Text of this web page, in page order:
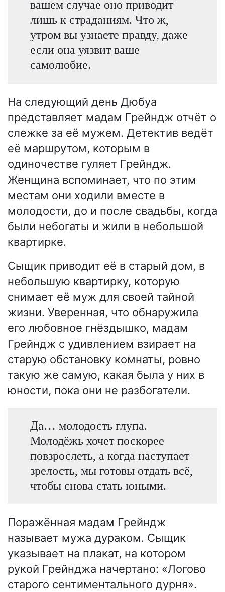
вашем случае оно приводит
лишь к страданиям. Что ж,
утром вы узнаете правду, даже
если она уязвит ваше
самолюбие.
На следующий день Дюбуа
представляет мадам Грейндж отчёт о
слежке за её мужем. Детектив ведёт
её маршрутом, которым в
одиночестве гуляет Грейндж.
Женщина вспоминает, что по этим
местам они ходили вместе в
молодости, до и после свадьбы, когда
были небогаты и жили в небольшой
квартирке.
Сыщик приводит её в старый дом, в
небольшую квартирку, которую
снимает её муж для своей тайной
жизни. Уверенная, что обнаружила
его любовное гнёздышко, мадам
Грейндж с удивлением взирает на
старую обстановку комнаты, ровно
такую же самую, какая была у них в
юности, пока они не разбогатели.
Да… молодость глупа.
Молодёжь хочет поскорее
повзрослеть, а когда наступает
зрелость, мы готовы отдать всё,
чтобы снова стать юными.
Поражённая мадам Грейндж
называет мужа дураком. Сыщик
указывает на плакат, на котором
рукой Грейнджа начертано: «Логово
старого сентиментального дурня».